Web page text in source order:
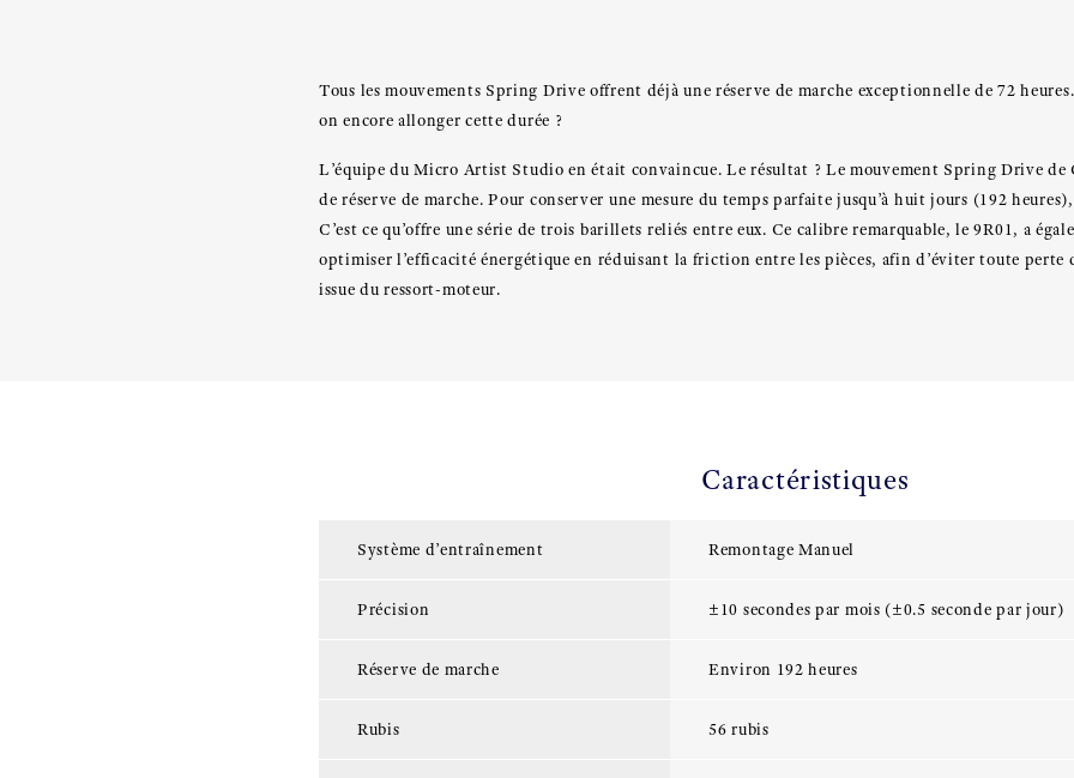
Tous les mouvements Spring Drive offrent déjà une réserve de marche exceptionnelle de 72
on encore allonger cette durée ?
L’équipe du Micro Artist Studio en était convaincue. Le résultat ? Le mouvement Spring Drive de
de réserve de marche. Pour conserver une mesure du temps parfaite jusqu’à huit jours (192
C’est ce qu’offre une série de trois barillets reliés entre eux. Ce calibre remarquable, le 9R01, a
optimiser l’efficacité énergétique en réduisant la friction entre les pièces, afin d’éviter toute perte
issue du ressort-moteur.
Caractéristiques
Système d’entraînement Remontage Manuel
Précision ±10 secondes par mois (±0.5 seconde par jour)
Réserve de marche Environ 192 heures
Rubis 56 rubis